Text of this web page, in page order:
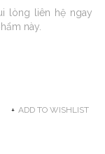
lòng liên hệ ngay
này.
ADD TO WISHLIST